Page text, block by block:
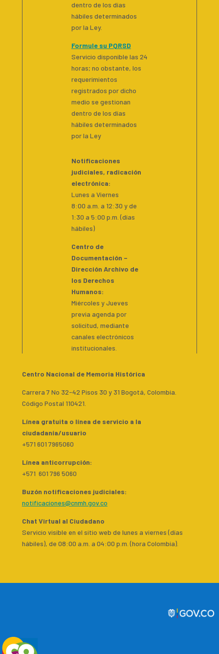
dentro de los días
hábiles determinados
por la Ley.
Formule su PQRSD
Servicio disponible las 24
horas; no obstante, los
requerimientos
registrados por dicho
medio se gestionan
dentro de los días
hábiles determinados
por la Ley
Notificaciones
judiciales, radicación
electrónica:
Lunes a Viernes
8:00 a.m. a 12:30 y de
1:30 a 5:00 p.m. (días
hábiles)
Centro de
Documentación –
Dirección Archivo de
los Derechos
Humanos:
Miércoles y Jueves
previa agenda por
solicitud, mediante
canales electrónicos
institucionales.
Centro Nacional de Memoria Histórica
Carrera 7 No 32-42 Pisos 30 y 31 Bogotá, Colombia.
Código Postal 110421.
Línea gratuita o línea de servicio a la
ciudadanía/usuario
+571 601 7965060
Línea anticorrupción:
+571 601 796 5060
Buzón notificaciones judiciales:
notificaciones@cnmh.gov.co
Chat Virtual al Ciudadano
Servicio visible en el sitio web de lunes a viernes (días
hábiles), de 08:00 a.m. a 04:00 p.m. (hora Colombia).